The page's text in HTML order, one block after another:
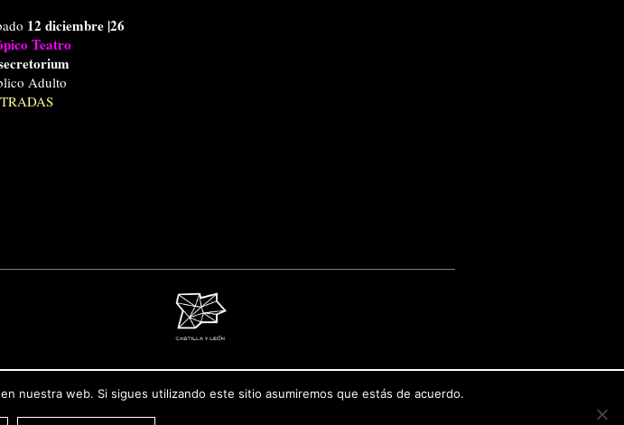
12 diciembre |26
Teatro
Adulto
nuestra web. Si sigues utilizando este sitio asumiremos que estás de acuerdo.